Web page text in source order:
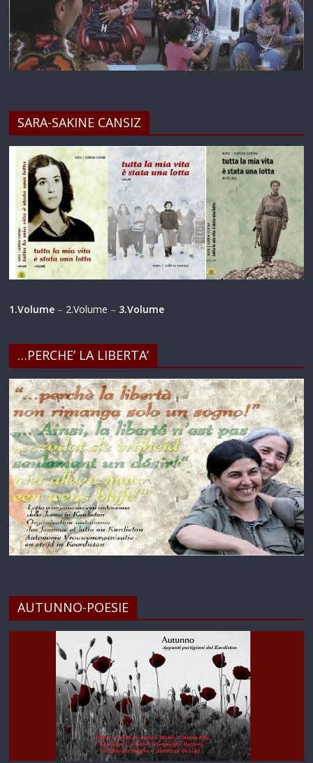
SARA-SAKINE CANSIZ
1.Volume – 2.Volume – 3.Volume
…PERCHE’ LA LIBERTA’
AUTUNNO-POESIE